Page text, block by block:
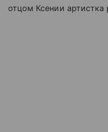
отцом Ксении артистка